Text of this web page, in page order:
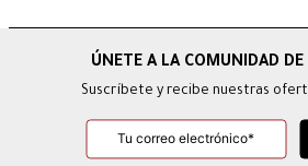
Suscríbete y recibe nuestras